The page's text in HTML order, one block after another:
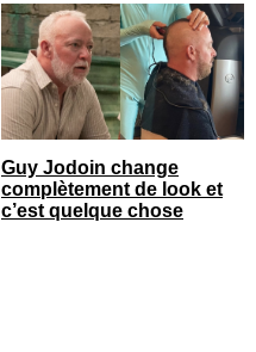
Guy Jodoin change
complètement de look et
c’est quelque chose